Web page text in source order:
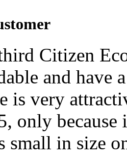
Citizen
and have
is very
only
small in size